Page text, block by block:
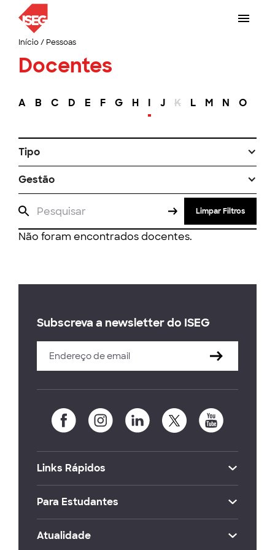
Início/ Pessoas
Docentes
A B C D E F G H I J K L M N O
Tipo
Gestão
Limpar Filtros
Não foram encontrados docentes.
Subscreva a newsletter do ISEG
Links Rápidos
Para Estudantes
Atualidade